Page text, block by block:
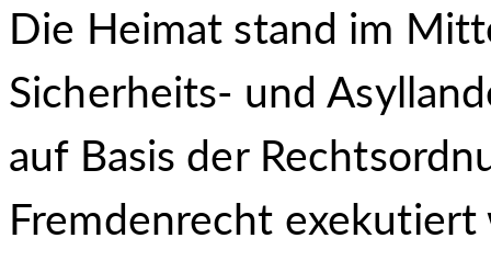
Die Heimat stand im
Sicherheits- und
auf Basis der
Fremdenrecht